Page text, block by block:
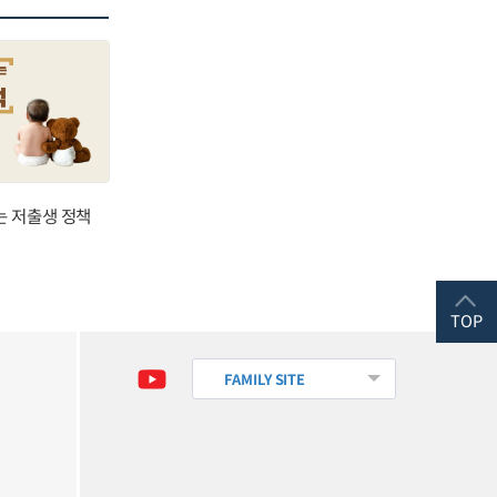
저출생 정책
FAMILY SITE
TOP